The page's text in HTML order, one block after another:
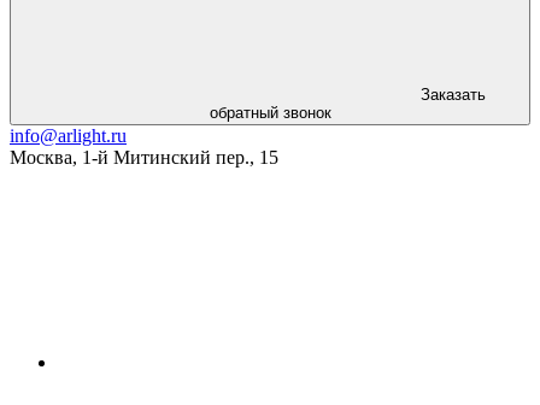
Заказать
обратный звонок
info@arlight.ru
Москва, 1-й Митинский пер., 15